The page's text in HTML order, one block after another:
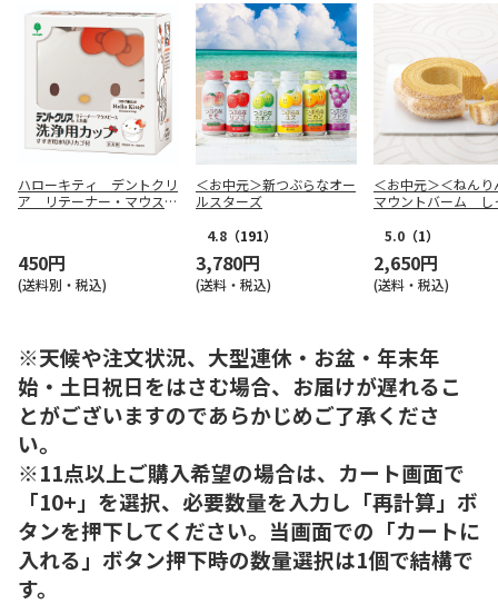
ハローキティ デントクリ
ア リテーナー・マウスピ
450円
(送料別・税込)
＜お中元＞新つぶらなオー
ルスターズ
4.8 （191）
3,780円
(送料・税込)
＜お中元＞＜ねんり
マウントバーム し
5.0 （1）
2,650円
(送料・税込)
※天候や注文状況、大型連休・お盆・年末年
始・土日祝日をはさむ場合、お届けが遅れるこ
とがございますのであらかじめご了承くださ
い。
※11点以上ご購入希望の場合は、カート画面で
「10+」を選択、必要数量を入力し「再計算」ボ
タンを押下してください。当画面での「カートに
入れる」ボタン押下時の数量選択は1個で結構で
す。